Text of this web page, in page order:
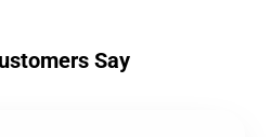
Say